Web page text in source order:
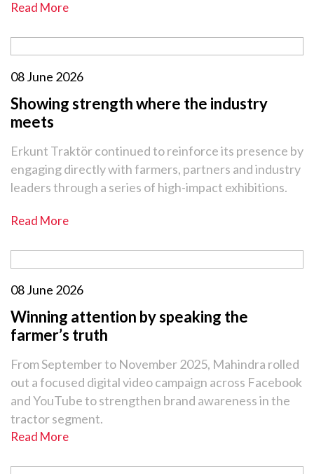
Read More
08 June 2026
Showing strength where the industry
meets
Erkunt Traktör continued to reinforce its presence by
engaging directly with farmers, partners and industry
leaders through a series of high-impact exhibitions.
Read More
08 June 2026
Winning attention by speaking the
farmer’s truth
From September to November 2025, Mahindra rolled
out a focused digital video campaign across Facebook
and YouTube to strengthen brand awareness in the
tractor segment.
Read More